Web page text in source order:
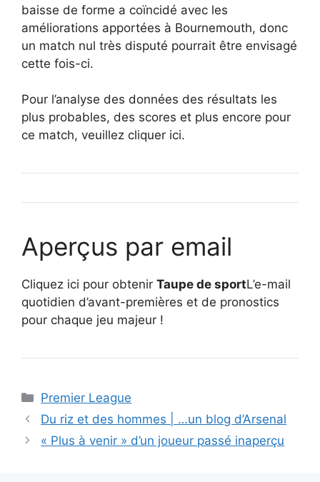
baisse de forme a coïncidé avec les
améliorations apportées à Bournemouth, donc
un match nul très disputé pourrait être envisagé
cette fois-ci.
Pour l’analyse des données des résultats les
plus probables, des scores et plus encore pour
ce match, veuillez cliquer ici.
Aperçus par email
Cliquez ici pour obtenir Taupe de sportL’e-mail
quotidien d’avant-premières et de pronostics
pour chaque jeu majeur !
Catégories
Premier League
Du riz et des hommes | …un blog d’Arsenal
« Plus à venir » d’un joueur passé inaperçu